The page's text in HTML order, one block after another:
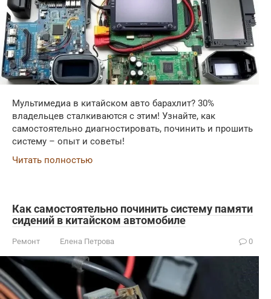
Мультимедиа в китайском авто барахлит? 30%
владельцев сталкиваются с этим! Узнайте, как
самостоятельно диагностировать, починить и прошить
систему – опыт и советы!
Читать полностью
Как самостоятельно починить систему памяти
сидений в китайском автомобиле
Ремонт Елена Петрова 0